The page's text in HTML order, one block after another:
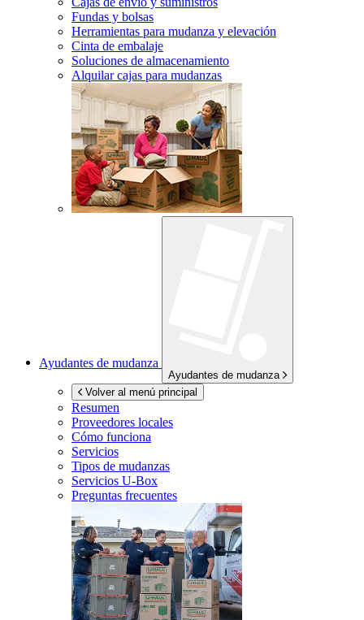
Fundas y bolsas
Herramientas para mudanza y elevación
Cinta de embalaje
Soluciones de almacenamiento
Alquilar cajas para mudanzas
Ayudantes de mudanza
Ayudantes de mudanza
Volver al menú principal
Resumen
Proveedores locales
Cómo funciona
Servicios
Tipos de mudanzas
Servicios U-Box
Preguntas frecuentes